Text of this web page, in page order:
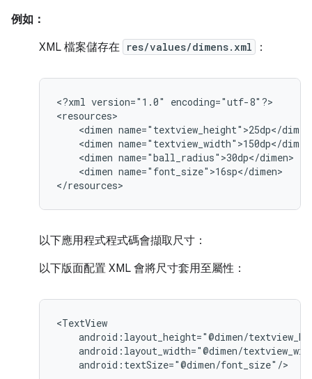
例如：
XML 檔案儲存在 res/values/dimens.xml ：
<?xml version="1.0"
encoding="utf-8"?>
<dimen
<dimen
<dimen
<dimen name="font_size">16sp</dimen>
</resources>
以下應用程式程式碼會擷取尺寸：
以下版面配置 XML 會將尺寸套用至屬性：
android:textSize="@dimen/font_size"/>